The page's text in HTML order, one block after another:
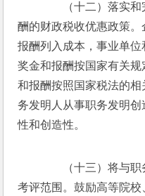
（十二）落实和
酬的财政税收优惠政策
报酬列入成本，事业单
奖金和报酬按国家有关
和报酬按照国家税法的
务发明人从事职务发明
性和创造性。
（十三）将与职
考评范围。鼓励高等院